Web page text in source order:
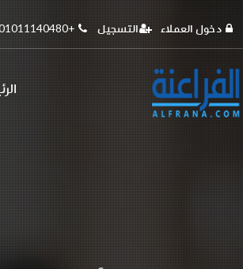
دخول العملاء التسجيل +201011140480